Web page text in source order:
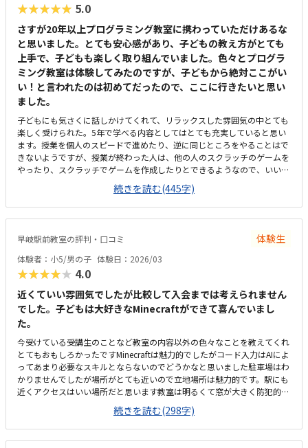
★★★★★ 5.0
さすが20年以上プログラミング教室に携わっていただけあるな
と思いました。とても安心感があり、子どもの教え方がとても
上手で、子どもも楽しく取り組んでいました。色々とプログラ
ミング教室は体験してみたのですが、子どもから絶対ここがい
い！と言われたのは初めてだったので、ここに行きたいと思い
ました。
子どもにも気さくに話しかけてくれて、リラックスした雰囲気の中とても
楽しく受けられた。5年で学べる内容としてはとても充実していると思い
ます。授業を個人のスピードで進めたり、逆に同じところをやることはで
きないようですが、授業が終わった人は、他の人のスクラッチのゲームを
やったり、スクラッチでゲームを作成したりとできるようなので、いいか
な思います。西高島平駅からも5分くらいと近く、家からも歩いて通える
距離なので、近くてよかったです。リラックスした雰囲気で、子どもも楽
しそうでした。先生も気さくで、説明もとても分かりやすかったです。プ
ログラミング教室は、10000円くらいだとお安い方だと思います。その中
ラムが終わったら、スクラッチでゲームができる点や、先生が気さくで優
しかった点、リラックスした雰囲気などがとても良かったです。体験会が
終わって帰る途中から、子どもが、絶対ここに通いたい！ここじゃなきゃ
通わない！と言っていました。
続きを読む(445字)
早岐駅前教室の評判・口コミ 体験生
体験者：小5/男の子 体験日：2026/03
★★★★★ 4.0
近くていい雰囲気でしたが比較して入会までは考えられません
でした。子どもは大好きなMinecraftができて喜んでいまし
た。
今受けている受講生のことなど教室の内容以外の色々なことを教えてくれ
とてもおもしろかったですMinecraftは魅力的でしたがコード入力はAIによ
ってあまり必要なスキルとならないのでどうかなと思いました駐車場はわ
かりませんでしたが場所がとても近いので立地場所は魅力的です。駅にも
近くアクセスはいい場所だと思います教室は明るくて窓が大きく防犯的に
もいい感じでした。教室も綺麗に整っていて明るい雰囲気でした。料金は
高くもなく安くもなく普通だと思いました。プログラミングはAIの進歩で
どうなるかわからないので難しいです。先生の話が時事ネタや今の社会情
勢を詳しくは話してくれとても参考になりおもしろかった。
続きを読む(298字)